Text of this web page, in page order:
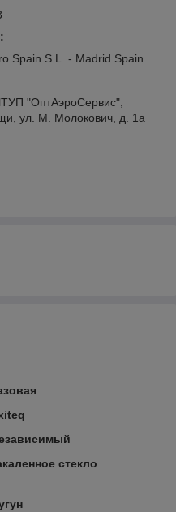
Spain S.L. - Madrid Spain.
"ОптАэроСервис",
ул. М. Молокович, д. 1а
стекло